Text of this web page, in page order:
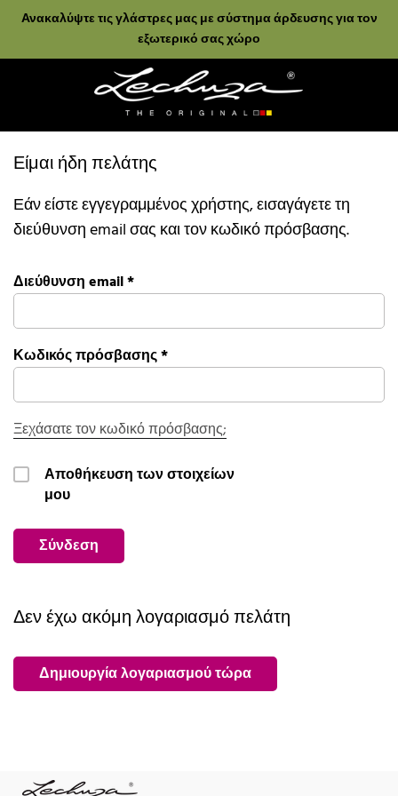
Ανακαλύψτε τις γλάστρες μας με σύστημα άρδευσης για τον
εξωτερικό σας χώρο
Είμαι ήδη πελάτης
Εάν είστε εγγεγραμμένος χρήστης, εισαγάγετε τη
διεύθυνση email σας και τον κωδικό πρόσβασης.
Διεύθυνση email*
Κωδικός πρόσβασης*
Ξεχάσατε τον κωδικό πρόσβασης;
Αποθήκευση των στοιχείων
μου
Σύνδεση
Δεν έχω ακόμη λογαριασμό πελάτη
Δημιουργία λογαριασμού τώρα